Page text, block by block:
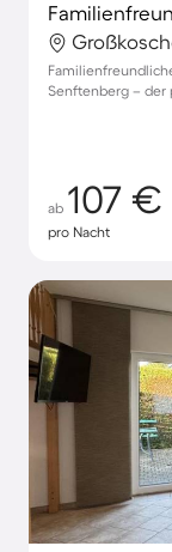
Senftenberg – der
ab 107 €
pro Nacht